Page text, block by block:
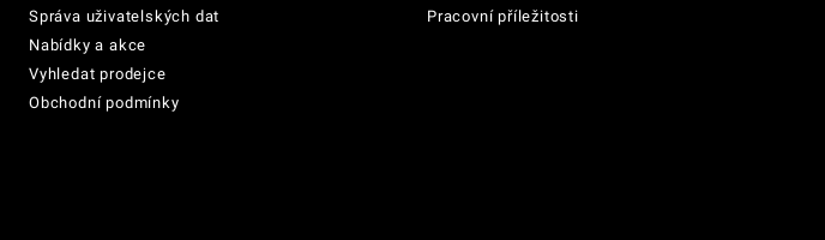
Správa uživatelských dat
Nabídky a akce
Vyhledat prodejce
Obchodní podmínky
Pracovní příležitosti